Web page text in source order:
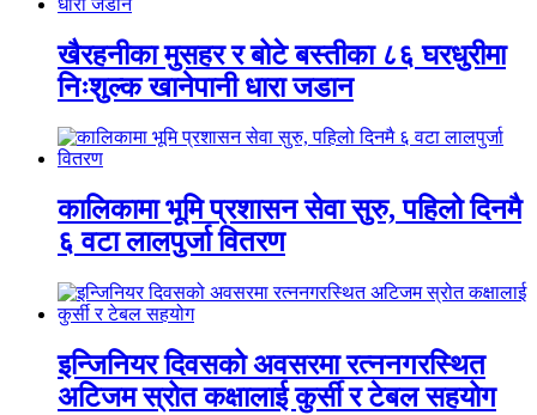
खैरहनीका मुसहर र बोटे बस्तीका ८६ घरधुरीमा
निःशुल्क खानेपानी धारा जडान
कालिकामा भूमि प्रशासन सेवा सुरु, पहिलो दिनमै
६ वटा लालपुर्जा वितरण
इन्जिनियर दिवसको अवसरमा रत्ननगरस्थित
अटिजम स्रोत कक्षालाई कुर्सी र टेबल सहयोग